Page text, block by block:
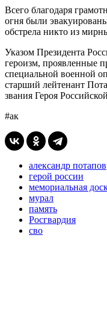
Всего благодаря
огня были
обстрела никто из
Указом Президента
героизм, проявленные
специальной военной
старший лейтенант
звания Героя
#ак
александр потапов
герой россии
мемориальная
мурал
память
Росгвардия
сво